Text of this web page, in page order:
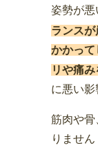
姿勢が悪
ランス
かかって
リや痛
に悪い影
筋肉や骨
りません